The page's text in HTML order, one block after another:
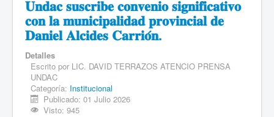
𝐔𝐧𝐝𝐚𝐜 𝐬𝐮𝐬𝐜𝐫𝐢𝐛𝐞 𝐜𝐨𝐧𝐯𝐞𝐧𝐢𝐨 𝐬𝐢𝐠𝐧𝐢𝐟𝐢𝐜𝐚𝐭𝐢𝐯𝐨
𝐜𝐨𝐧 𝐥𝐚 𝐦𝐮𝐧𝐢𝐜𝐢𝐩𝐚𝐥𝐢𝐝𝐚𝐝 𝐩𝐫𝐨𝐯𝐢𝐧𝐜𝐢𝐚𝐥 𝐝𝐞
𝐃𝐚𝐧𝐢𝐞𝐥 𝐀𝐥𝐜𝐢𝐝𝐞𝐬 𝐂𝐚𝐫𝐫𝐢𝐨́𝐧.
Detalles
Escrito por LIC. DAVID TERRAZOS ATENCIO PRENSA
UNDAC
Categoría: Institucional
Publicado: 01 Julio 2026
Visto: 945